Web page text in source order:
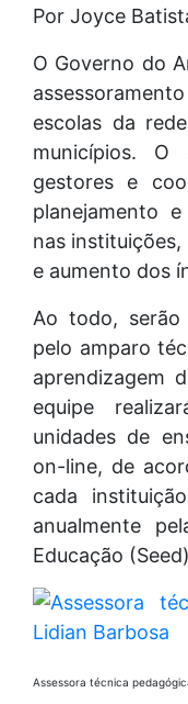
Por Joyce
O Governo do
escolas da
municípios.
gestores e
planejamento
nas
e aumento dos
Ao todo, serão
pelo amparo
aprendizagem
equipe
unidades de
on-line, de
cada
anualmente
Educação
Assessora técnica